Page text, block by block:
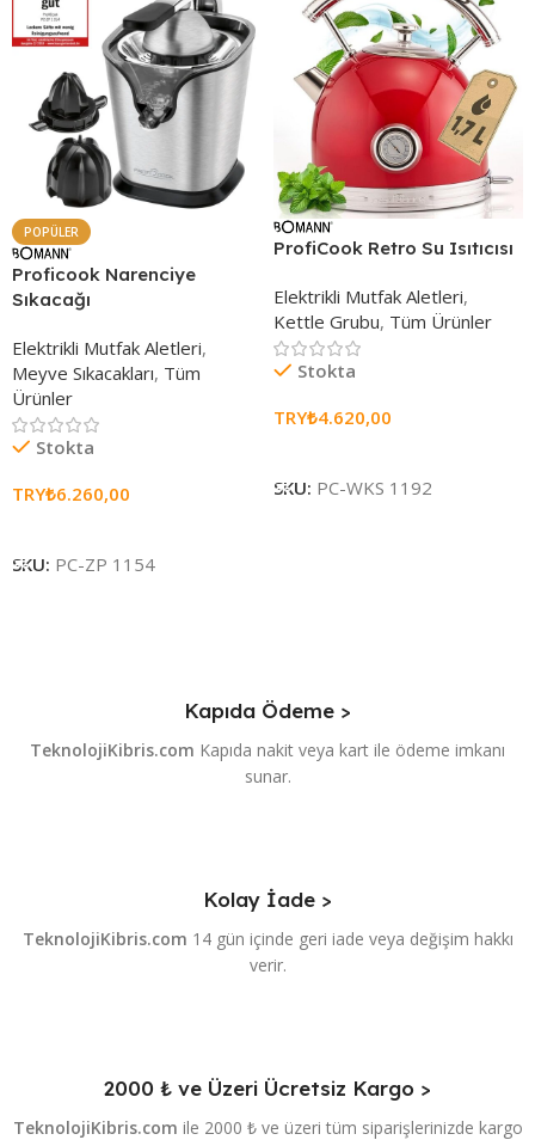
POPÜLER
Proficook Narenciye
Sıkacağı
Elektrikli Mutfak Aletleri,
Meyve Sıkacakları, Tüm
Ürünler
Stokta
TRY₺6.260,00
SKU: PC-ZP 1154
ProfiCook Retro Su Isıtıcısı
Elektrikli Mutfak Aletleri,
Kettle Grubu, Tüm Ürünler
Stokta
TRY₺4.620,00
SKU: PC-WKS 1192
Kapıda Ödeme >
TeknolojiKibris.com Kapıda nakit veya kart ile ödeme imkanı
sunar.
Kolay İade >
TeknolojiKibris.com 14 gün içinde geri iade veya değişim hakkı
verir.
2000 ₺ ve Üzeri Ücretsiz Kargo >
TeknolojiKibris.com ile 2000 ₺ ve üzeri tüm siparişlerinizde kargo